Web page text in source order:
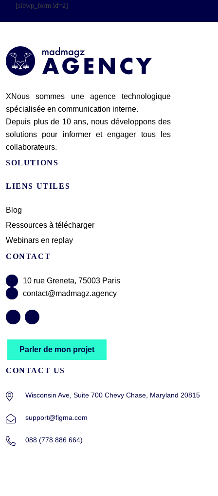
[sibwp_form id=2]
XNous sommes une agence technologique
spécialisée en communication interne.
Depuis plus de 10 ans, nous développons des
solutions pour informer et engager tous les
collaborateurs.
SOLUTIONS
LIENS UTILES
Blog
Ressources à télécharger
Webinars en replay
CONTACT
10 rue Greneta, 75003 Paris
contact@madmagz.agency
Parler de mon projet
CONTACT US
Wisconsin Ave, Suite 700 Chevy Chase, Maryland 20815
support@figma.com
088 (778 886 664)